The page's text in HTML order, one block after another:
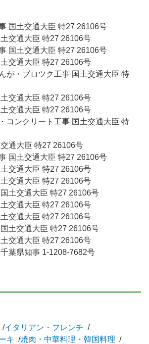
国土交通大臣 特27 26106号
土交通大臣 特27 26106号
国土交通大臣 特27 26106号
土交通大臣 特27 26106号
が・ブロツク工事 国土交通大臣 特
土交通大臣 特27 26106号
土交通大臣 特27 26106号
コンクリート工事 国土交通大臣 特
交通大臣 特27 26106号
国土交通大臣 特27 26106号
土交通大臣 特27 26106号
土交通大臣 特27 26106号
国土交通大臣 特27 26106号
土交通大臣 特27 26106号
土交通大臣 特27 26106号
国土交通大臣 特27 26106号
土交通大臣 特27 26106号
葉県知事 1-1208-7682号
イタリアン・フレンチ
キ
焼肉・中華料理・韓国料理